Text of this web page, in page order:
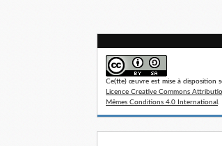
Ce(tte) œuvre est mise à disposition
Licence Creative Commons
Mêmes Conditions 4.0 International .